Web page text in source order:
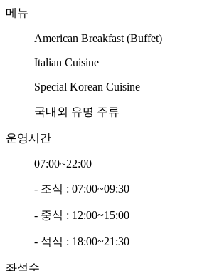
메뉴
American Breakfast (Buffet)
Italian Cuisine
Special Korean Cuisine
국내외 유명 주류
운영시간
07:00~22:00
- 조식 : 07:00~09:30
- 중식 : 12:00~15:00
- 석식 : 18:00~21:30
좌석수